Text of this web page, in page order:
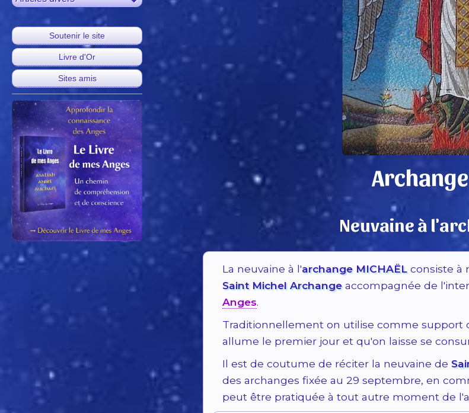
Soutenir le site
Livre d'Or
Sites amis
Archange
Neuvaine à
La neuvaine à l'archange MICHAËL consiste à
Saint Michel Archangeaccompagnée de
Anges.
Traditionnellement on utilise comme support
allume le premier jour et qu'on laisse se
Il est de coutume de réciter la neuvaine de
des archanges fixée au 29 septembre, en
peut être pratiquée à tout autre moment de